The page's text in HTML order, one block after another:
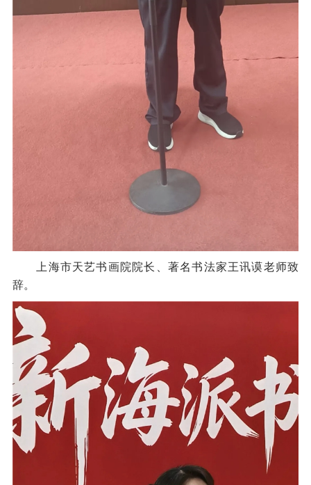
上海市天艺书画院院长、著名书法家王讯谟老师致
辞。